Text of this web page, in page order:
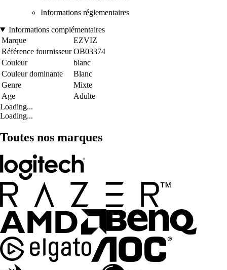
Informations réglementaires
Informations complémentaires
Marque
EZVIZ
Référence fournisseur OB03374
Couleur
blanc
Couleur dominante
Blanc
Genre
Mixte
Age
Adulte
Loading...
Loading...
Toutes nos marques